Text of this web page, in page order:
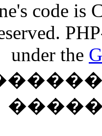
code
under the